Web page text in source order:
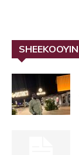
SHEEKOOYIN